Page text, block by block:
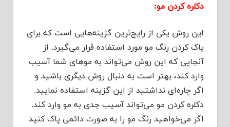
دکلره کردن مو:
این روش یکی از رایج‌ترین گزینه‌هایی است که برای
پاک کردن رنگ مو مورد استفاده قرار می‌گیرد. از
آنجایی که این روش می‌تواند به موهای شما آسیب
وارد کند، بهتر است به دنبال روش دیگری باشید و
اگر چاره‌ای نداشتید از این گزینه استفاده نمایید.
دکلره کردن مو می‌تواند آسیب جدی به مو وارد کند.
اگر می‌خواهید رنگ مو را به صورت دائمی پاک کنید